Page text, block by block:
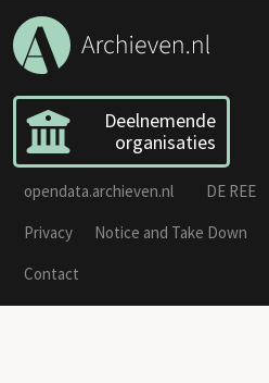
Deelnemende
organisaties
opendata.archieven.nl DE REE
Privacy
Notice and Take Down
Contact